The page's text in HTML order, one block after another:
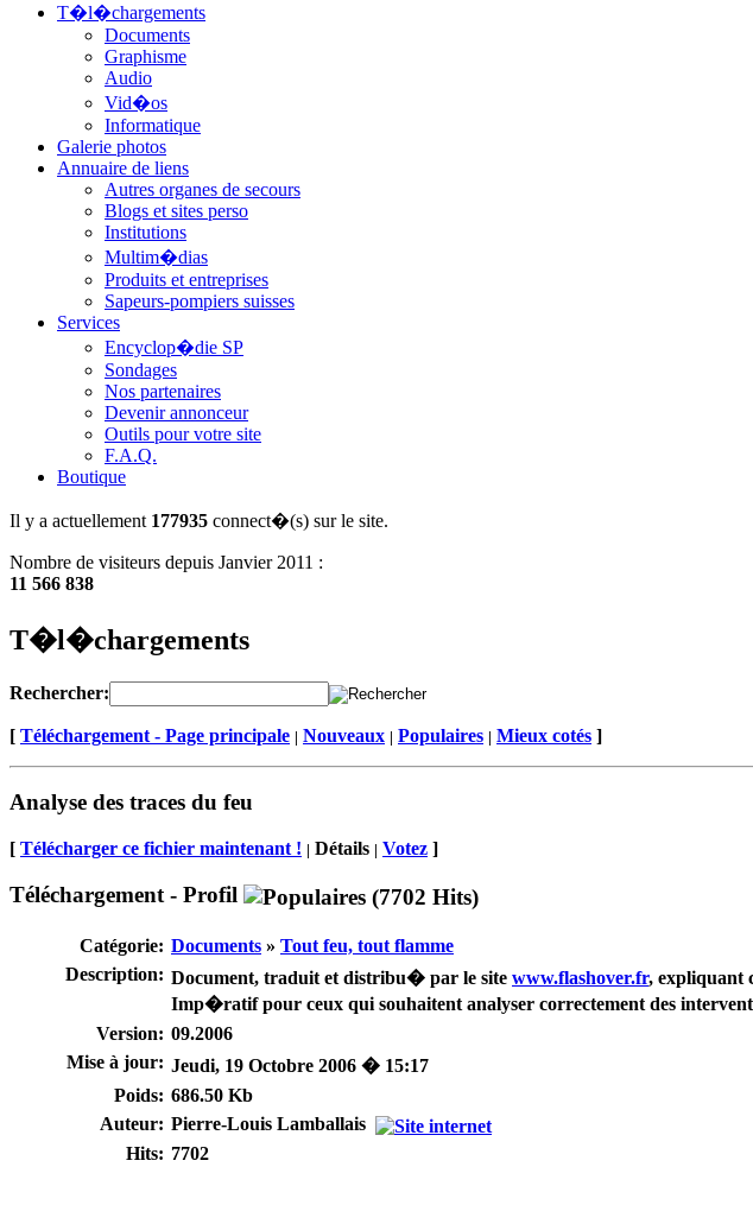
T�l�chargements
Documents
Graphisme
Audio
Vid�os
Informatique
Galerie photos
Annuaire de liens
Autres organes de secours
Blogs et sites perso
Institutions
Multim�dias
Produits et entreprises
Sapeurs-pompiers suisses
Services
Encyclop�die SP
Sondages
Nos partenaires
Devenir annonceur
Outils pour votre site
F.A.Q.
Boutique
Il y a actuellement 177935 connect�(s) sur le site.
Nombre de visiteurs depuis Janvier 2011 :
11 566 838
T�l�chargements
Rechercher:
[ Téléchargement - Page principale | Nouveaux | Populaires | Mieux cotés ]
Analyse des traces du feu
[ Télécharger ce fichier maintenant ! | Détails | Votez ]
Téléchargement - Profil
Catégorie: Documents » Tout feu, tout flamme
Description: Document, traduit et distribu� par le site www.flashover.fr, expliquant
Imp�ratif pour ceux qui souhaitent analyser correctement des
Version: 09.2006
Mise à jour: Jeudi, 19 Octobre 2006 � 15:17
Poids: 686.50 Kb
Auteur: Pierre-Louis Lamballais
Hits: 7702